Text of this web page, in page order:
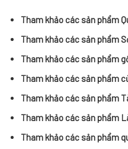
Tham khảo các sản phẩm
Tham khảo các sản phẩm
Tham khảo các sản phẩm
Tham khảo các sản phẩm
Tham khảo các sản phẩm
Tham khảo các sản phẩm
Tham khảo các sản phẩm